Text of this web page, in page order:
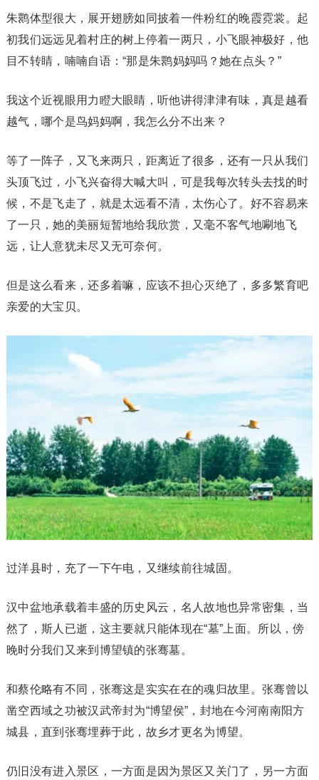
朱鹮体型很大，展开翅膀如同披着一件粉红的晚霞霓裳。起
初我们远远见着村庄的树上停着一两只，小飞眼神极好，他
目不转睛，喃喃自语：“那是朱鹮妈妈吗？她在点头？”
我这个近视眼用力瞪大眼睛，听他讲得津津有味，真是越看
越气，哪个是鸟妈妈啊，我怎么分不出来？
等了一阵子，又飞来两只，距离近了很多，还有一只从我们
头顶飞过，小飞兴奋得大喊大叫，可是我每次转头去找的时
候，不是飞走了，就是太远看不清，太伤心了。好不容易来
了一只，她的美丽短暂地给我欣赏，又毫不客气地唰地飞
远，让人意犹未尽又无可奈何。
但是这么看来，还多着嘛，应该不担心灭绝了，多多繁育吧
亲爱的大宝贝。
过洋县时，充了一下午电，又继续前往城固。
汉中盆地承载着丰盛的历史风云，名人故地也异常密集，当
然了，斯人已逝，这主要就只能体现在“墓”上面。所以，傍
晚时分我们又来到博望镇的张骞墓。
和蔡伦略有不同，张骞这是实实在在的魂归故里。张骞曾以
凿空西域之功被汉武帝封为“博望侯”，封地在今河南南阳方
城县，直到张骞埋葬于此，故乡才更名为博望。
仍旧没有进入景区，一方面是因为景区又关门了，另一方面